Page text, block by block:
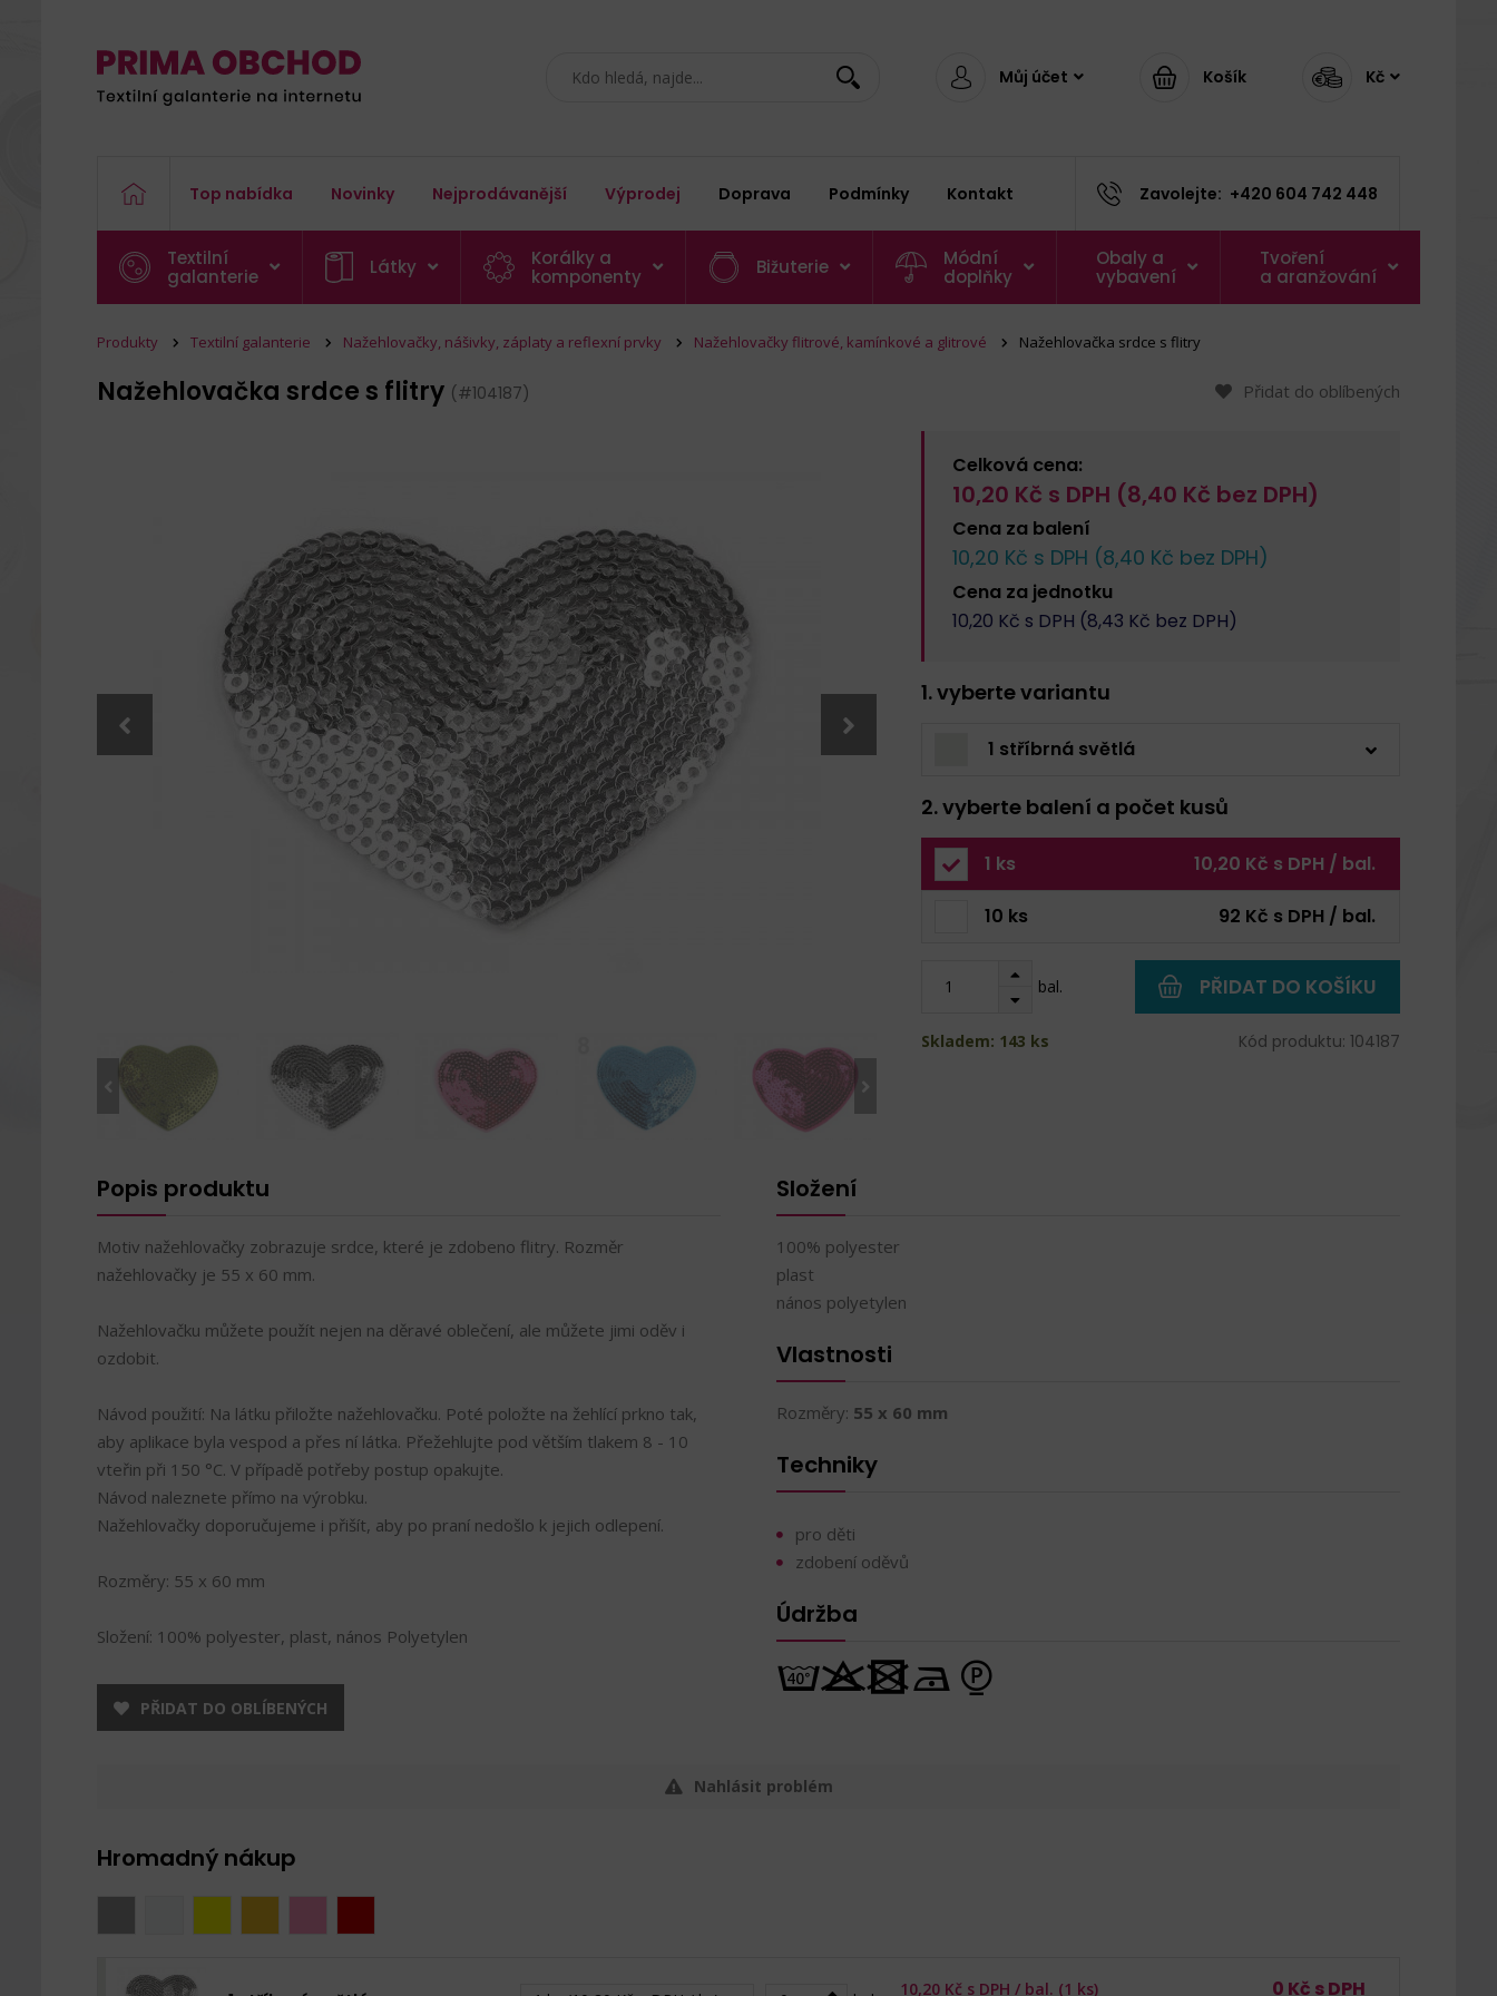
Můj účet Košík Kč
Top nabídka Novinky Nejprodávanější Výprodej Doprava Podmínky Kontakt Zavolejte: +420 604 742 448
Textilní
galanterie
Látky
Korálky a
komponenty
Bižuterie
Módní
doplňky
Obaly a
vybavení
Tvoření
a aranžování
Produkty Textilní galanterie Nažehlovačky, nášivky, záplaty a reflexní prvky Nažehlovačky flitrové, kamínkové a glitrové Nažehlovačka srdce s flitry
Nažehlovačka srdce s flitry (#104187) Přidat do oblíbených
Celková cena:
10,20 Kč s DPH (8,40 Kč bez DPH)
Cena za balení
10,20 Kč s DPH (8,40 Kč bez DPH)
Cena za jednotku
10,20 Kč s DPH (8,43 Kč bez DPH)
1. vyberte variantu
1 stříbrná světlá
2. vyberte balení a počet kusů
1 ks 10,20 Kč s DPH / bal.
10 ks 92 Kč s DPH / bal.
bal. PŘIDAT DO KOŠÍKU
Skladem: 143 ks Kód produktu: 104187
Popis produktu
Motiv nažehlovačky zobrazuje srdce, které je zdobeno flitry. Rozměr
nažehlovačky je 55 x 60 mm.
Nažehlovačku můžete použít nejen na děravé oblečení, ale můžete jimi oděv i
ozdobit.
Návod použití: Na látku přiložte nažehlovačku. Poté položte na žehlící prkno tak,
aby aplikace byla vespod a přes ní látka. Přežehlujte pod větším tlakem 8 - 10
vteřin při 150 °C. V případě potřeby postup opakujte.
Návod naleznete přímo na výrobku.
Nažehlovačky doporučujeme i přišít, aby po praní nedošlo k jejich odlepení.
Rozměry: 55 x 60 mm
Složení: 100% polyester, plast, nános Polyetylen
PŘIDAT DO OBLÍBENÝCH
Složení
100% polyester
plast
nános polyetylen
Vlastnosti
Rozměry: 55 x 60 mm
Techniky
pro děti
zdobení oděvů
Údržba
Nahlásit problém
Hromadný nákup
10,20Kč s DPH / bal. (1 ks) 0 Kč s DPH